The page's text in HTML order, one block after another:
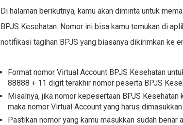
Di halaman berikutnya, kamu akan diminta untuk
BPJS Kesehatan. Nomor ini bisa kamu temukan di
notifikasi tagihan BPJS yang biasanya dikirimkan ke
Format nomor Virtual Account BPJS Kesehatan
88888 + 11 digit terakhir nomor peserta BPJS
Misalnya, jika nomor kepesertaan BPJS Kesehatan
maka nomor Virtual Account yang harus
Pastikan nomor yang kamu masukkan sudah benar